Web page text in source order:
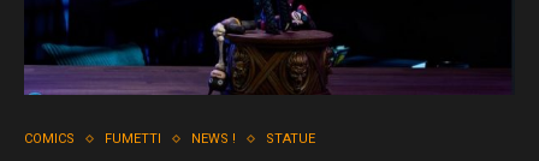
COMICS FUMETTI NEWS ! STATUE